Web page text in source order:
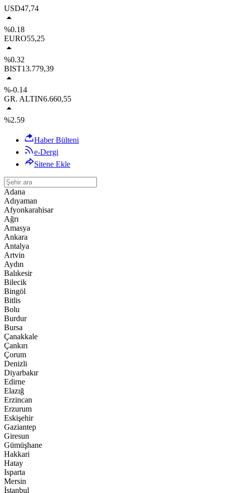
USD47,74
%0.18
EURO55,25
%0.32
BIST13.779,39
%-0.14
GR. ALTIN6.660,55
%2.59
Haber Bülteni
e-Dergi
Sitene Ekle
Adana
Adıyaman
Afyonkarahisar
Ağrı
Amasya
Ankara
Antalya
Artvin
Aydın
Balıkesir
Bilecik
Bingöl
Bitlis
Bolu
Burdur
Bursa
Çanakkale
Çankırı
Çorum
Denizli
Diyarbakır
Edirne
Elazığ
Erzincan
Erzurum
Eskişehir
Gaziantep
Giresun
Gümüşhane
Hakkari
Hatay
Isparta
Mersin
İstanbul